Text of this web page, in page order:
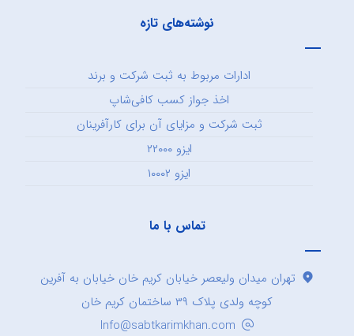
نوشته‌های تازه
ادارات مربوط به ثبت شرکت و برند
اخذ جواز کسب کافی‌شاپ
ثبت شرکت و مزایای آن برای کارآفرینان
ایزو ۲۲۰۰۰
ایزو ۱۰۰۰۲
تماس با ما
تهران میدان ولیعصر خیابان کریم خان خیابان به آفرین
کوچه ولدی پلاک ۳۹ ساختمان کریم خان
Info@sabtkarimkhan.com